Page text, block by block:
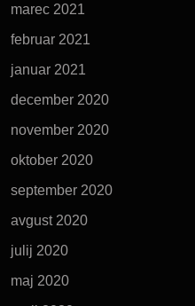
marec 2021
februar 2021
januar 2021
december 2020
november 2020
oktober 2020
september 2020
avgust 2020
julij 2020
maj 2020